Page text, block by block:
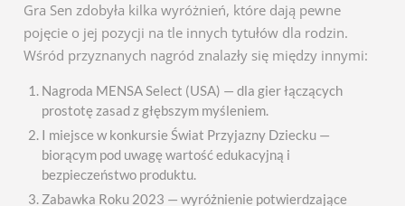
Gra Sen zdobyła kilka wyróżnień, które dają pewne
pojęcie o jej pozycji na tle innych tytułów dla rodzin.
Wśród przyznanych nagród znalazły się między innymi:
Nagroda MENSA Select (USA) — dla gier łączących
prostotę zasad z głębszym myśleniem.
I miejsce w konkursie Świat Przyjazny Dziecku —
biorącym pod uwagę wartość edukacyjną i
bezpieczeństwo produktu.
Zabawka Roku 2023 — wyróżnienie potwierdzające